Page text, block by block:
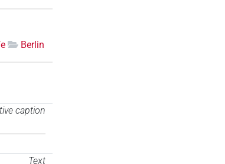
Berlin
caption
Text